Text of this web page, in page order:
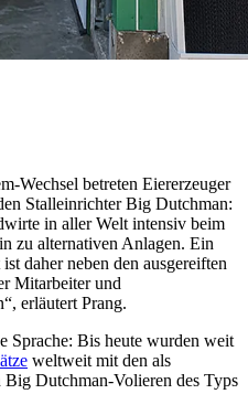
Wechsel betreten Eiererzeuger
Stalleinrichter Big Dutchman:
in aller Welt intensiv beim
zu alternativen Anlagen. Ein
daher neben den ausgereiften
Mitarbeiter und
erläutert Prang.
Sprache: Bis heute wurden weit
weltweit mit den als
Big Dutchman-Volieren des Typs